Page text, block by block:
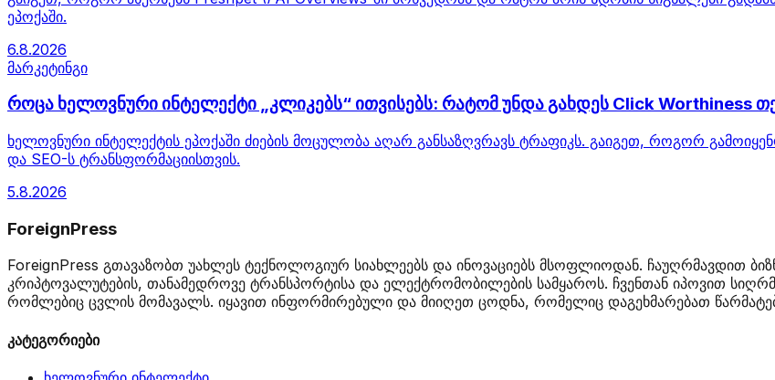
ეპოქაში.
6.8.2026
მარკეტინგი
როცა ხელოვნური ინტელექტი „კლიკებს“ ითვისებს: რატომ უნდა გახდეს Click Worthiness
ხელოვნური ინტელექტის ეპოქაში ძიების მოცულობა აღარ განსაზღვრავს ტრაფიკს. გაიგეთ, როგორ
და SEO-ს ტრანსფორმაციისთვის.
5.8.2026
ForeignPress
ForeignPress გთავაზობთ უახლეს ტექნოლოგიურ სიახლეებს და ინოვაციებს მსოფლიოდან. ჩაუღრმავდით
კრიპტოვალუტების, თანამედროვე ტრანსპორტისა და ელექტრომობილების სამყაროს. ჩვენთან იპოვით
რომლებიც ცვლის მომავალს. იყავით ინფორმირებული და მიიღეთ ცოდნა, რომელიც დაგეხმარებათ
კატეგორიები